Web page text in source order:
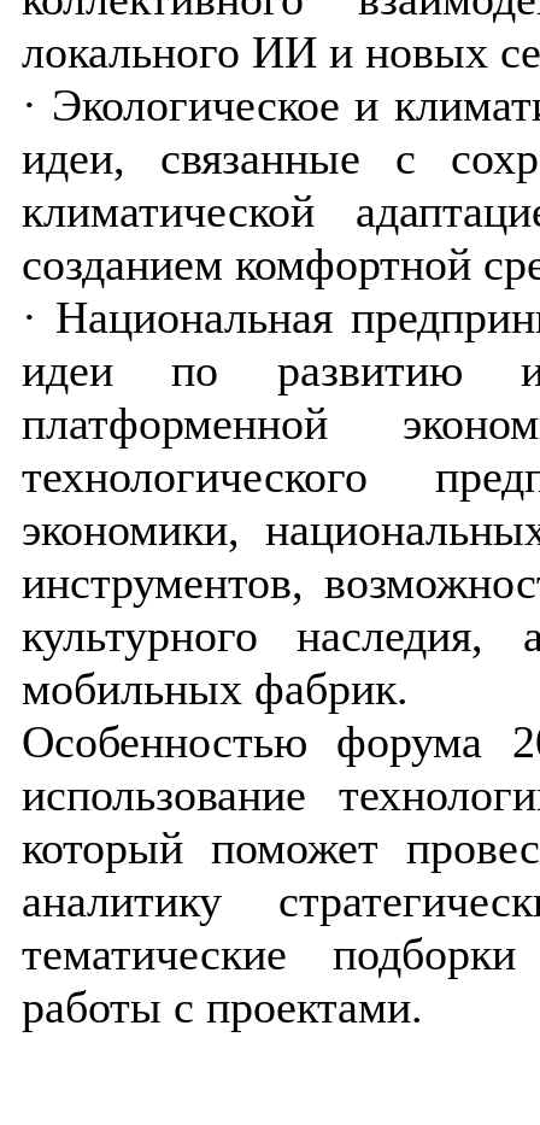
локального ИИ и новых
· Экологическое и
идеи, связанные с
климатической
созданием комфортной
· Национальная
идеи по развитию
платформенной
технологического
экономики,
инструментов,
культурного
мобильных фабрик.
Особенностью форума
использование
который поможет
аналитику
тематические
работы с проектами.